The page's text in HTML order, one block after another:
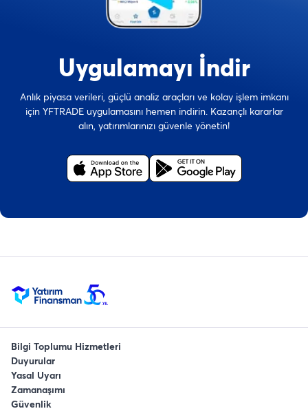
Uygulamayı İndir
Anlık piyasa verileri, güçlü analiz araçları ve kolay işlem imkanı
için YFTRADE uygulamasını hemen indirin. Kazançlı kararlar
alın, yatırımlarınızı güvenle yönetin!
Bilgi Toplumu Hizmetleri
Duyurular
Yasal Uyarı
Zamanaşımı
Güvenlik